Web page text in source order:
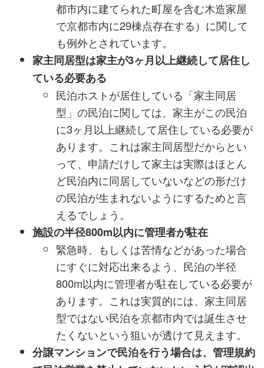
都市内に建てられた町屋を含む木造家屋
で京都市内に29棟点存在する）に関して
も例外とされています。
家主同居型は家主が3ヶ月以上継続して居住し
ている必要ある
民泊ホストが居住している「家主同居
型」の民泊に関しては、家主がこの民泊
に3ヶ月以上継続して居住している必要が
あります。これは家主同居型だからとい
って、申請だけして家主は実際はほとん
ど民泊内に同居していないなどの形だけ
の民泊が生まれないようにするためと言
えるでしょう。
施設の半径800m以内に管理者が駐在
緊急時、もしくは苦情などがあった場合
にすぐに対応出来るよう、民泊の半径
800m以内に管理者が駐在している必要が
あります。これは実質的には、家主同居
型ではない民泊を京都市内では誕生させ
たくないという狙いが透けて見えます。
分譲マンションで民泊を行う場合は、管理規約